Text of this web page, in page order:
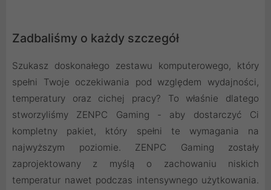
Zadbaliśmy o każdy szczegół
Szukasz doskonałego zestawu komputerowego, który
spełni Twoje oczekiwania pod względem wydajności,
temperatury oraz cichej pracy? To właśnie dlatego
stworzyliśmy ZENPC Gaming - aby dostarczyć Ci
kompletny pakiet, który spełni te wymagania na
najwyższym poziomie. ZENPC Gaming zostały
zaprojektowany z myślą o zachowaniu niskich
temperatur nawet podczas intensywnego użytkowania.